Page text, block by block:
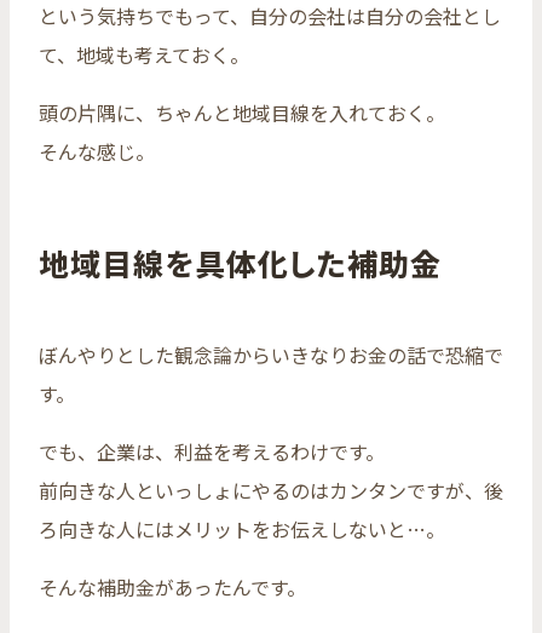
という気持ちでもって、自分の会社は自分の会社とし
て、地域も考えておく。
頭の片隅に、ちゃんと地域目線を入れておく。
そんな感じ。
地域目線を具体化した補助金
ぼんやりとした観念論からいきなりお金の話で恐縮で
す。
でも、企業は、利益を考えるわけです。
前向きな人といっしょにやるのはカンタンですが、後
ろ向きな人にはメリットをお伝えしないと…。
そんな補助金があったんです。